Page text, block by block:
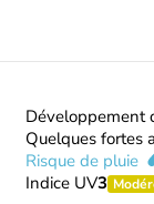
Développement
Quelques fortes
Risque de pluie
Indice UV3